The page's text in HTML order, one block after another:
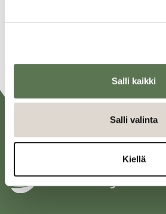
Salli kaikki
Salli valinta
Kiellä